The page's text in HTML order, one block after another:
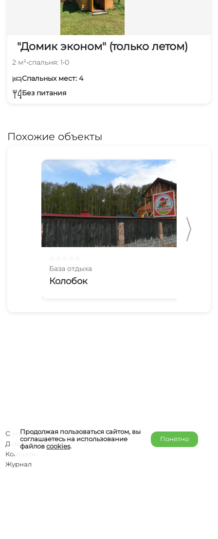
"Домик эконом" (только летом)
2 м²•спальня: 1•0
Спальных мест: 4
Без питания
Похожие объекты
База отдыха
Колобок
Продолжая пользоваться сайтом, вы
соглашаетесь на использование
файловcookies.
Понятно
О компании
Добавить объект
Контакты
Журнал